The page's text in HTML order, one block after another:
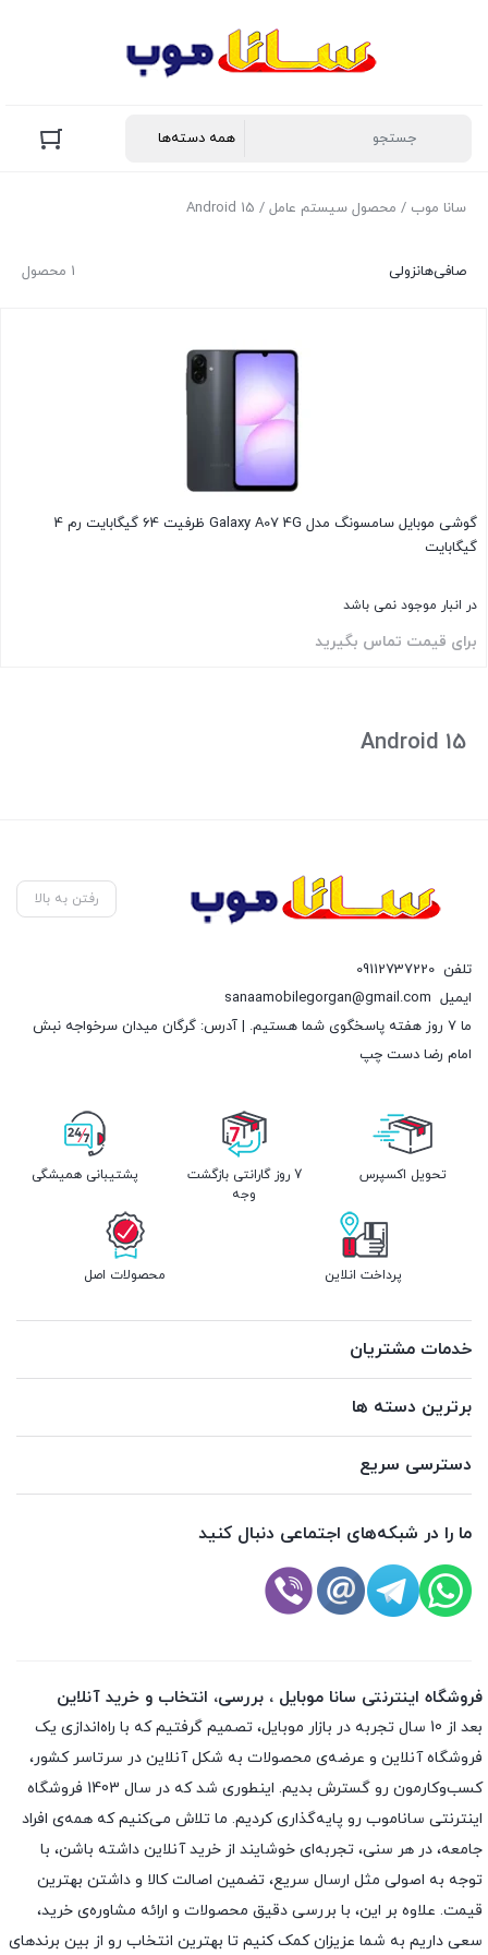
سانا موب / محصول سیستم عامل / Android 15
1 محصول صافی‌هانزولی
گوشی موبايل سامسونگ مدل Galaxy A07 4G ظرفیت 64 گیگابایت رم 4
گیگابایت
در انبار موجود نمی باشد
برای قیمت تماس بگیرید
Android 15
رفتن به بالا
تلفن 09112737220
ایمیل sanaamobilegorgan@gmail.com
ما 7 روز هفته پاسخگوی شما هستیم. | آدرس: گرگان میدان سرخواجه نبش
امام رضا دست چپ
تحویل اکسپرس
7 روز گارانتی بازگشت
وجه
پشتیبانی همیشگی
پرداخت انلاین محصولات اصل
خدمات مشتریان
برترین دسته ها
دسترسی سریع
ما را در شبکه‌های اجتماعی دنبال کنید
فروشگاه اینترنتی سانا موبایل ، بررسی، انتخاب و خرید آنلاین
بعد از 10 سال تجربه در بازار موبایل، تصمیم گرفتیم که با راه‌اندازی یک
فروشگاه آنلاین و عرضه‌ی محصولات به شکل آنلاین در سرتاسر کشور،
کسب‌وکارمون رو گسترش بدیم. اینطوری شد که در سال 1403 فروشگاه
اینترنتی ساناموب رو پایه‌گذاری کردیم. ما تلاش می‌کنیم که همه‌ی افراد
جامعه، در هر سنی، تجربه‌ای خوشایند از خرید آنلاین داشته باشن، با
توجه به اصولی مثل ارسال سریع، تضمین اصالت کالا و داشتن بهترین
قیمت. علاوه بر این، با بررسی دقیق محصولات و ارائه مشاوره‌ی خرید،
سعی داریم به شما عزیزان کمک کنیم تا بهترین انتخاب رو از بین برندهای